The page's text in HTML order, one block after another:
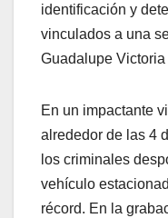
identificación y
vinculados a una
Guadalupe
En un impactante
alrededor de las 4
los criminales
vehículo
récord. En la